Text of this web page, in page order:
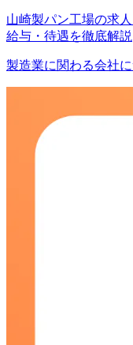
山崎製パン工場の求
給与・待遇を徹底解説
製造業に関わる会社